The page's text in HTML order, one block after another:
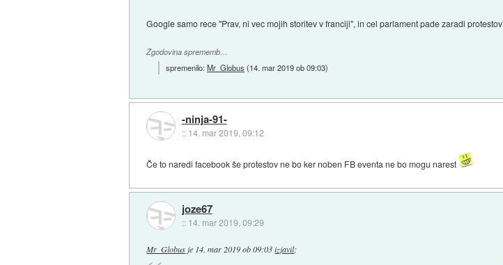
Google samo rece "Prav, ni vec mojih storitev v franciji", in cel parlament pade zaradi protestov
Zgodovina sprememb…
spremenilo:Mr_Globus (14. mar 2019 ob 09:03)
-ninja-91-
:: 14. mar 2019, 09:12
Če to naredi facebook še protestov ne bo ker noben FB eventa ne bo mogu narest
joze67
:: 14. mar 2019, 09:29
Mr_Globus je 14. mar 2019 ob 09:03 izjavil: